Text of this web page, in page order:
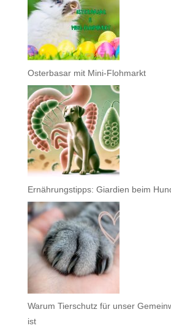
Osterbasar mit Mini-Flohmarkt
Ernährungstipps: Giardien beim
Warum Tierschutz für unser
ist